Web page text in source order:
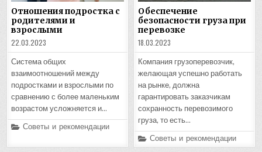
Отношения подростка с
родителями и
взрослыми
22.03.2023
Система общих
взаимоотношений между
подростками и взрослыми по
сравнению с более маленьким
возрастом усложняется и…
Posted
Советы и рекомендации
Обеспечение
безопасности груза при
перевозке
18.03.2023
Компания грузоперевозчик,
желающая успешно работать
на рынке, должна
гарантировать заказчикам
сохранность перевозимого
груза, то есть…
Posted
in
Советы и рекомендации